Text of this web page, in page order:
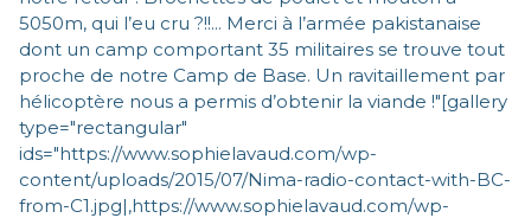
5050m, qui l’eu cru ?!!... Merci à l’armée pakistanaise
dont un camp comportant 35 militaires se trouve tout
proche de notre Camp de Base. Un ravitaillement par
hélicoptère nous a permis d’obtenir la viande !"[gallery
type="rectangular"
ids="https://www.sophielavaud.com/wp-
content/uploads/2015/07/Nima-radio-contact-with-BC-
from-C1.jpg|,https://www.sophielavaud.com/wp-